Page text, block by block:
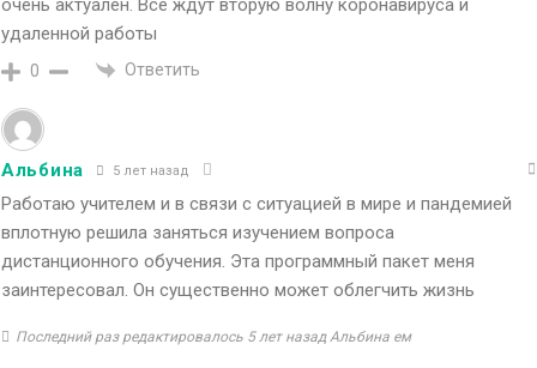
очень актуален. Все ждут вторую волну коронавируса и
удаленной работы
0 Ответить
Альбина 5 лет назад
Работаю учителем и в связи с ситуацией в мире и пандемией
вплотную решила заняться изучением вопроса
дистанционного обучения. Эта программный пакет меня
заинтересовал. Он существенно может облегчить жизнь
Последний раз редактировалось 5 лет назад Альбина ем